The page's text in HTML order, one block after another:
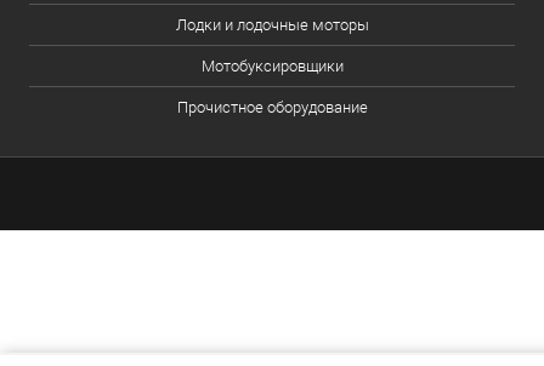
Лодки и лодочные моторы
Мотобуксировщики
Прочистное оборудование